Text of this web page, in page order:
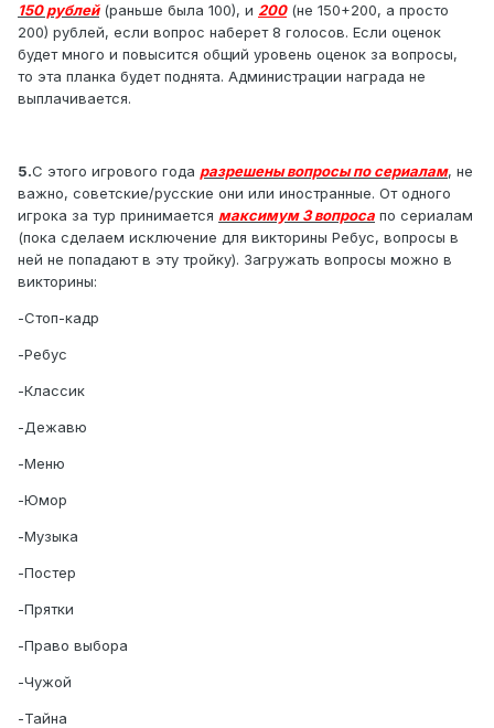
150 рублей(раньше была 100), и 200(не 150+200, а просто
200) рублей, если вопрос наберет 8 голосов. Если оценок
будет много и повысится общий уровень оценок за вопросы,
то эта планка будет поднята. Администрации награда не
выплачивается.
5.С этого игрового года разрешены вопросы по сериалам, не
важно, советские/русские они или иностранные. От одного
игрока за тур принимается максимум 3 вопроса по сериалам
(пока сделаем исключение для викторины Ребус, вопросы в
ней не попадают в эту тройку). Загружать вопросы можно в
викторины:
-Стоп-кадр
-Ребус
-Классик
-Дежавю
-Меню
-Юмор
-Музыка
-Постер
-Прятки
-Право выбора
-Чужой
-Тайна